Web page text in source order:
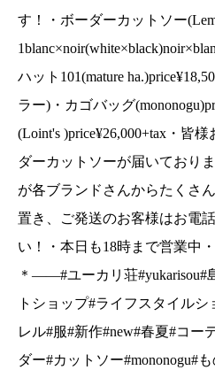
お客様はお電話にてお問い
日も18時まで営業中・
——#ユーカリ荘
セレクトショップ#ライフ
雑貨屋#アパレル#服#新作
#leminor#ルミノア#ボー
#mononogu#もののぐ#バ
スハット#別注カラー#ダ
#loint's#サンダル
す！・ボーダーカットソー
ハット101(mature
ラー)・カゴバッグ
(Loint's )price¥26,000+tax・皆
ダーカットソーが届いており
が各ブランドさんからたくさ
置き、ご発送のお客様はお電
い！・本日も18時まで営
＊——#ユーカリ荘#yukarisou#
トショップ#ライフスタイル
レル#服#新作#new#春夏#コー
ダー#カットソー#mononogu#